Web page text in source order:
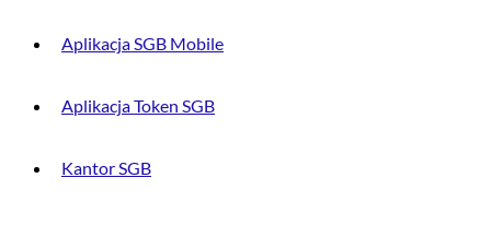
Aplikacja SGB Mobile
Aplikacja Token SGB
Kantor SGB